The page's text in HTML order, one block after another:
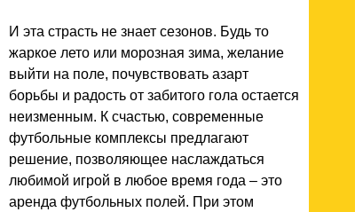
И эта страсть не знает сезонов. Будь то
жаркое лето или морозная зима, желание
выйти на поле, почувствовать азарт
борьбы и радость от забитого гола остается
неизменным. К счастью, современные
футбольные комплексы предлагают
решение, позволяющее наслаждаться
любимой игрой в любое время года – это
аренда футбольных полей. При этом